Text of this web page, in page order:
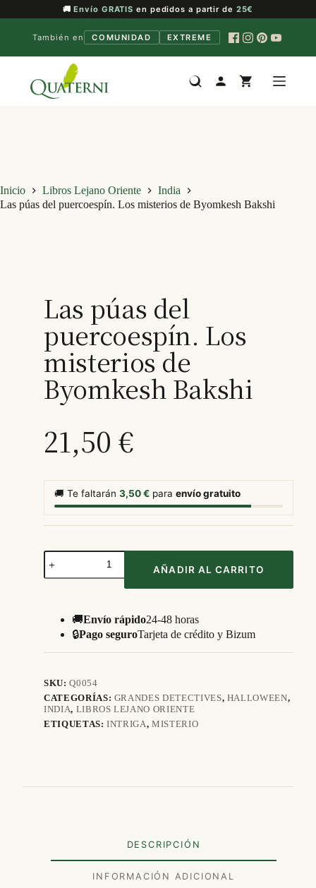
🚚Envío GRATIS en pedidos a partir de 25€
También en COMUNIDAD EXTREME
contenido
Inicio Libros Lejano Oriente
India
Las púas del puercoespín. Los misterios de Byomkesh Bakshi
Las púas del
puercoespín. Los
misterios de
Byomkesh Bakshi
21,50 €
🚚 Te faltarán 3,50€ para envío gratuito
Las
púas
del
misterios
Byomkesh
Bakshi
AÑADIR AL CARRITO
🚚Envío rápido24-48 horas
🔒Pago seguroTarjeta de crédito y Bizum
SKU:Q0054
CATEGORÍAS: GRANDES DETECTIVES, HALLOWEEN,
INDIA, LIBROS LEJANO ORIENTE
ETIQUETAS:INTRIGA,MISTERIO
DESCRIPCIÓN
INFORMACIÓN ADICIONAL